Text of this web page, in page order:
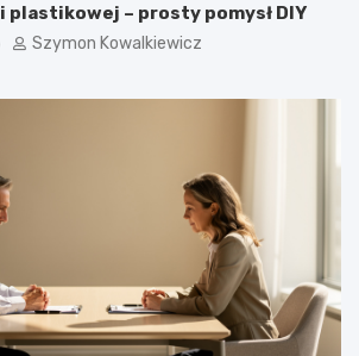
plastikowej – prosty pomysł DIY
Szymon Kowalkiewicz